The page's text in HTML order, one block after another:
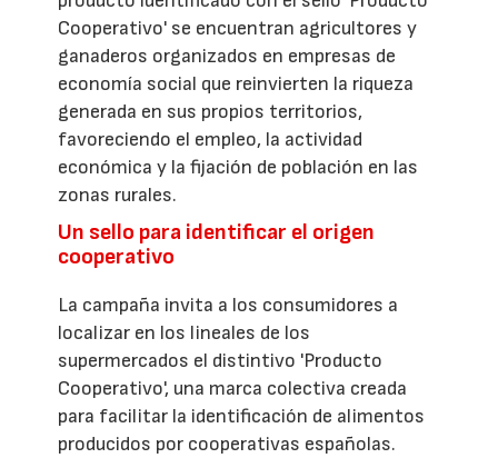
Cooperativo' se encuentran agricultores y
ganaderos organizados en empresas de
economía social que reinvierten la riqueza
generada en sus propios territorios,
favoreciendo el empleo, la actividad
económica y la fijación de población en las
zonas rurales.
Un sello para identificar el origen
cooperativo
La campaña invita a los consumidores a
localizar en los lineales de los
supermercados el distintivo 'Producto
Cooperativo', una marca colectiva creada
para facilitar la identificación de alimentos
producidos por cooperativas españolas.